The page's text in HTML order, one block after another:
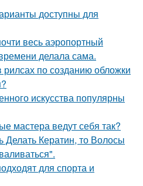
доступны для
весь аэропортный
делала сама.
по созданию обложки
искусства популярны
мастера ведут себя так?
Делать Кератин, то Волосы
для спорта и